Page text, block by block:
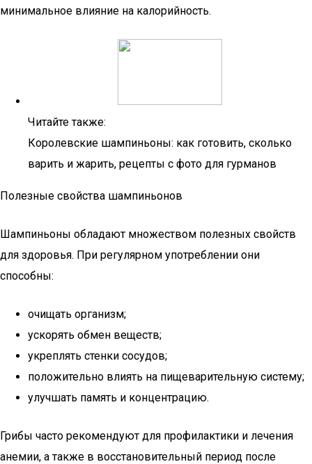
минимальное влияние на калорийность.
Читайте также:
Королевские шампиньоны: как готовить, сколько
варить и жарить, рецепты с фото для гурманов
Полезные свойства шампиньонов
Шампиньоны обладают множеством полезных свойств
для здоровья. При регулярном употреблении они
способны:
очищать организм;
ускорять обмен веществ;
укреплять стенки сосудов;
положительно влиять на пищеварительную систему;
улучшать память и концентрацию.
Грибы часто рекомендуют для профилактики и лечения
анемии, а также в восстановительный период после